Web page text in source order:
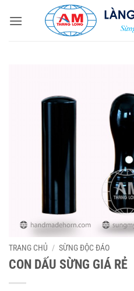
qua
TRANG CHỦ / SỪNG ĐỘC ĐÁO
CON DẤU SỪNG GIÁ RẺ